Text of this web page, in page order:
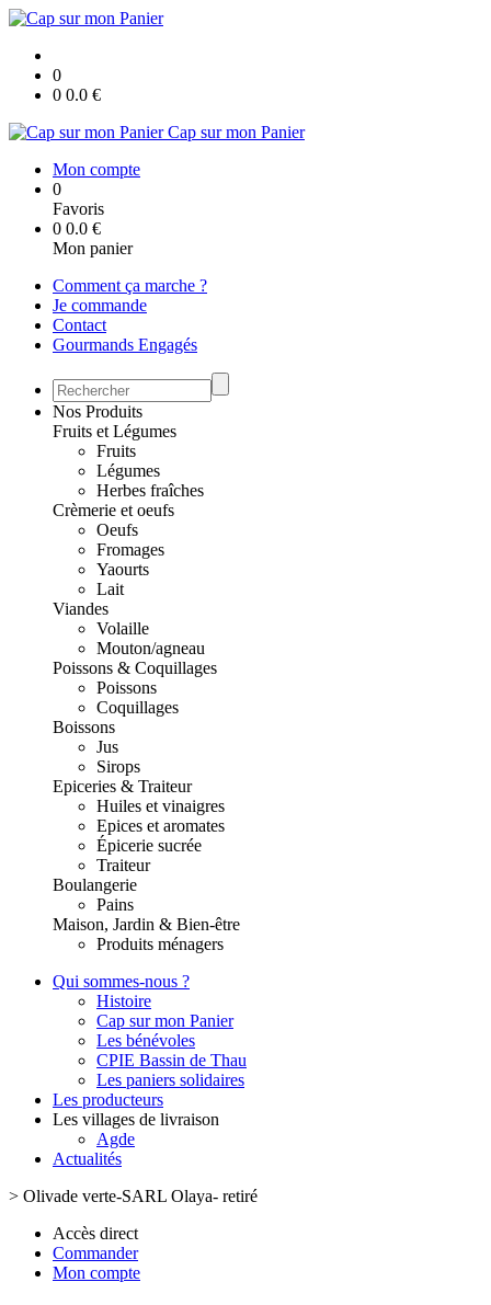
0
0 0.0 €
Cap sur mon Panier
Mon compte
0
Favoris
0 0.0 €
Mon panier
Comment ça marche ?
Je commande
Contact
Gourmands Engagés
Nos Produits
Fruits et Légumes
Fruits
Légumes
Herbes fraîches
Crèmerie et oeufs
Oeufs
Fromages
Yaourts
Lait
Viandes
Volaille
Mouton/agneau
Poissons & Coquillages
Poissons
Coquillages
Boissons
Jus
Sirops
Epiceries & Traiteur
Huiles et vinaigres
Epices et aromates
Épicerie sucrée
Traiteur
Boulangerie
Pains
Maison, Jardin & Bien-être
Produits ménagers
Qui sommes-nous ?
Histoire
Cap sur mon Panier
Les bénévoles
CPIE Bassin de Thau
Les paniers solidaires
Les producteurs
Les villages de livraison
Agde
Actualités
> Olivade verte-SARL Olaya- retiré
Accès direct
Commander
Mon compte